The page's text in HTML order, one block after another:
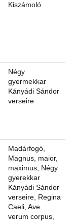
Kiszámoló
Négy
gyermekkar
Kányádi Sándor
verseire
Madárfogó,
Magnus, maior,
maximus, Négy
gyerekkar
Kányádi Sándor
verseire, Regina
Caeli, Ave
verum corpus,